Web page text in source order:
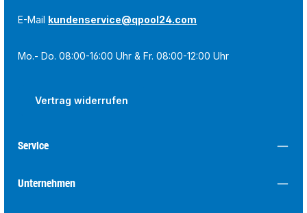
E-Mail kundenservice@qpool24.com
Mo.- Do. 08:00-16:00 Uhr & Fr. 08:00-12:00 Uhr
Vertrag widerrufen
Service
Unternehmen